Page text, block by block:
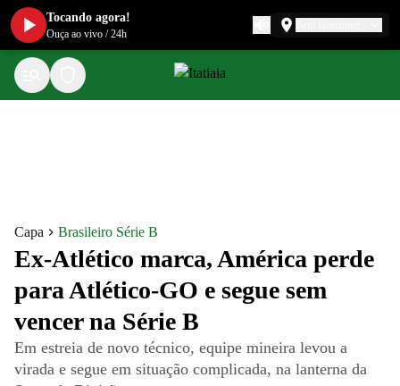
Capa Brasileiro Série B
Ex-Atlético marca, América perde
para Atlético-GO e segue sem
vencer na Série B
Em estreia de novo técnico, equipe mineira levou a
virada e segue em situação complicada, na lanterna da
Tocando agora!
Ouça ao vivo /24h